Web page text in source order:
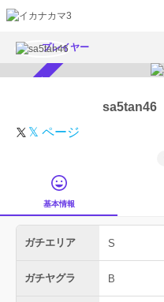
プレイヤー
sa5tan46
𝕏 ページ
基本情報
ガチエリア S
ガチヤグラ B